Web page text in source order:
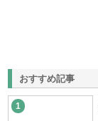
おすすめ記事
1